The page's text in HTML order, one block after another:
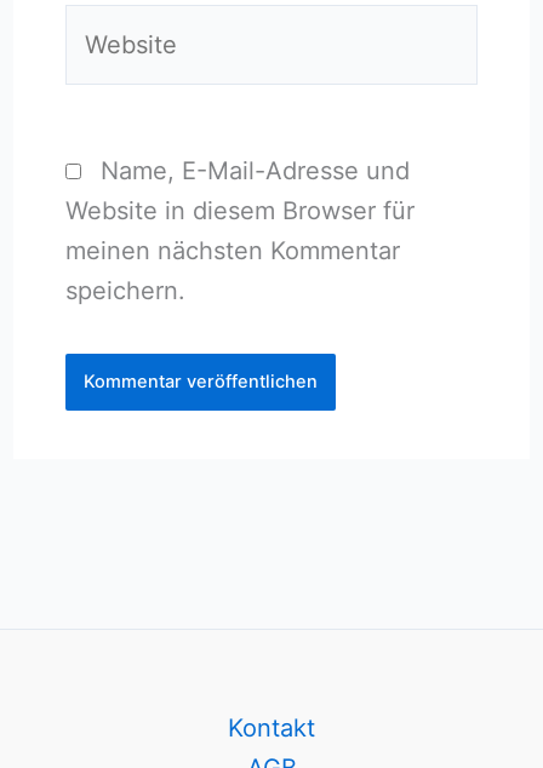
Name, E-Mail-Adresse und
Website in diesem Browser für
meinen nächsten Kommentar
speichern.
Kontakt